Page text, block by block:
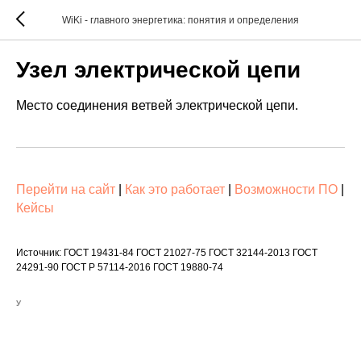
WiKi - главного энергетика: понятия и определения
Узел электрической цепи
Место соединения ветвей электрической цепи.
Перейти на сайт Как это работает Возможности ПО
Кейсы
Источник: ГОСТ 19431-84 ГОСТ 21027-75 ГОСТ 32144-2013 ГОСТ
24291-90 ГОСТ Р 57114-2016 ГОСТ 19880-74
У